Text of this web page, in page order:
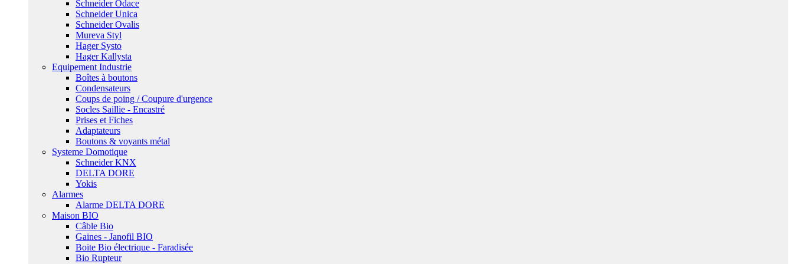
Schneider Odace
Schneider Unica
Schneider Ovalis
Mureva Styl
Hager Systo
Hager Kallysta
Equipement Industrie
Boîtes à boutons
Condensateurs
Coups de poing / Coupure d'urgence
Socles Saillie - Encastré
Prises et Fiches
Adaptateurs
Boutons & voyants métal
Systeme Domotique
Schneider KNX
DELTA DORE
Yokis
Alarmes
Alarme DELTA DORE
Maison BIO
Câble Bio
Gaines - Janofil BIO
Boite Bio électrique - Faradisée
Bio Rupteur